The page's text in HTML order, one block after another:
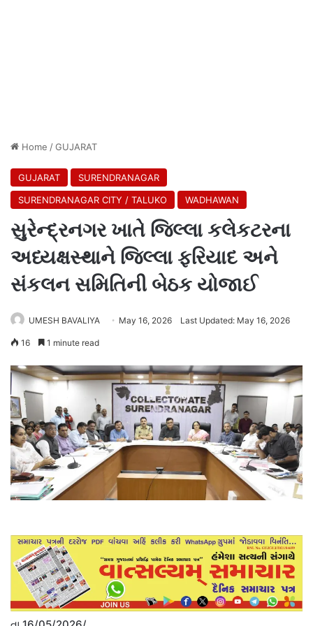
Home /GUJARAT
GUJARAT
SURENDRANAGAR
SURENDRANAGAR CITY / TALUKO
WADHAWAN
સુરેન્દ્રનગર ખાતે જિલ્લા કલેકટરના
અધ્યક્ષસ્થાને જિલ્લા ફરિયાદ અને
સંકલન સમિતિની બેઠક યોજાઈ
UMESH BAVALIYA May 16, 2026 Last Updated: May 16, 2026
16 1 minute read